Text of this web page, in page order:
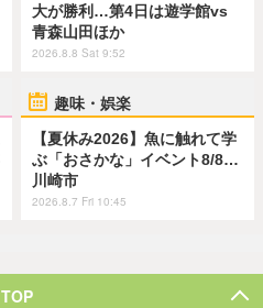
大が勝利…第4日は遊学館vs
青森山田ほか
2026.8.8 Sat 9:52
趣味・娯楽
【夏休み2026】魚に触れて学
ぶ「おさかな」イベント8/8…
川崎市
2026.8.7 Fri 10:45
TOP